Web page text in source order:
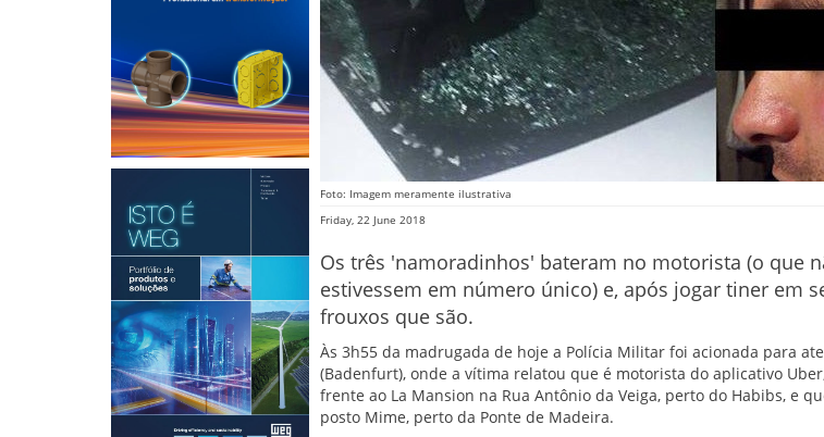
Foto: Imagem meramente ilustrativa
Friday, 22 June 2018
Os três 'namoradinhos' bateram no motorista (o que
estivessem em número único) e, após jogar tiner em
frouxos que são.
Às 3h55 da madrugada de hoje a Polícia Militar foi acionada para
(Badenfurt), onde a vítima relatou que é motorista do aplicativo
frente ao La Mansion na Rua Antônio da Veiga, perto do Habibs, e
posto Mime, perto da Ponte de Madeira.